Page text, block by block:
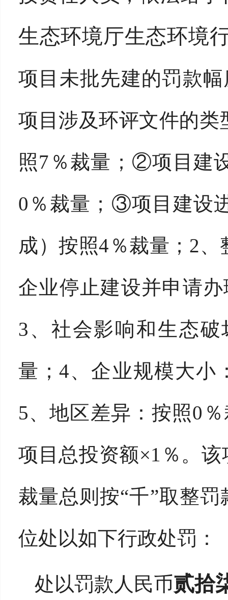
生态环境厅生态环境
项目未批先建的罚款
项目涉及环评文件的
照7％裁量； ②项目建
0％裁量； ③项目建设
成）按照4％裁量；2
企业停止建设并申请
3、社会影响和生态
量；4、企业规模大小
5、地区差异：按照0
项目总投资额×1％。
裁量总则按“千”取整
位处以如下行政处罚：
处以罚款人民币贰拾